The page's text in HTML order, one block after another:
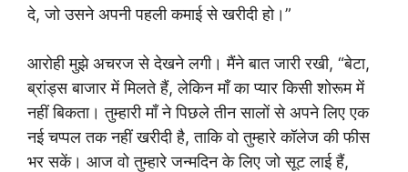
दे, जो उसने अपनी पहली कमाई से खरीदी हो।”
आरोही मुझे अचरज से देखने लगी। मैंने बात जारी रखी, “बेटा,
ब्रांड्स बाजार में मिलते हैं, लेकिन माँ का प्यार किसी शोरूम में
नहीं बिकता। तुम्हारी माँ ने पिछले तीन सालों से अपने लिए एक
नई चप्पल तक नहीं खरीदी है, ताकि वो तुम्हारे कॉलेज की फीस
भर सकें। आज वो तुम्हारे जन्मदिन के लिए जो सूट लाई हैं,